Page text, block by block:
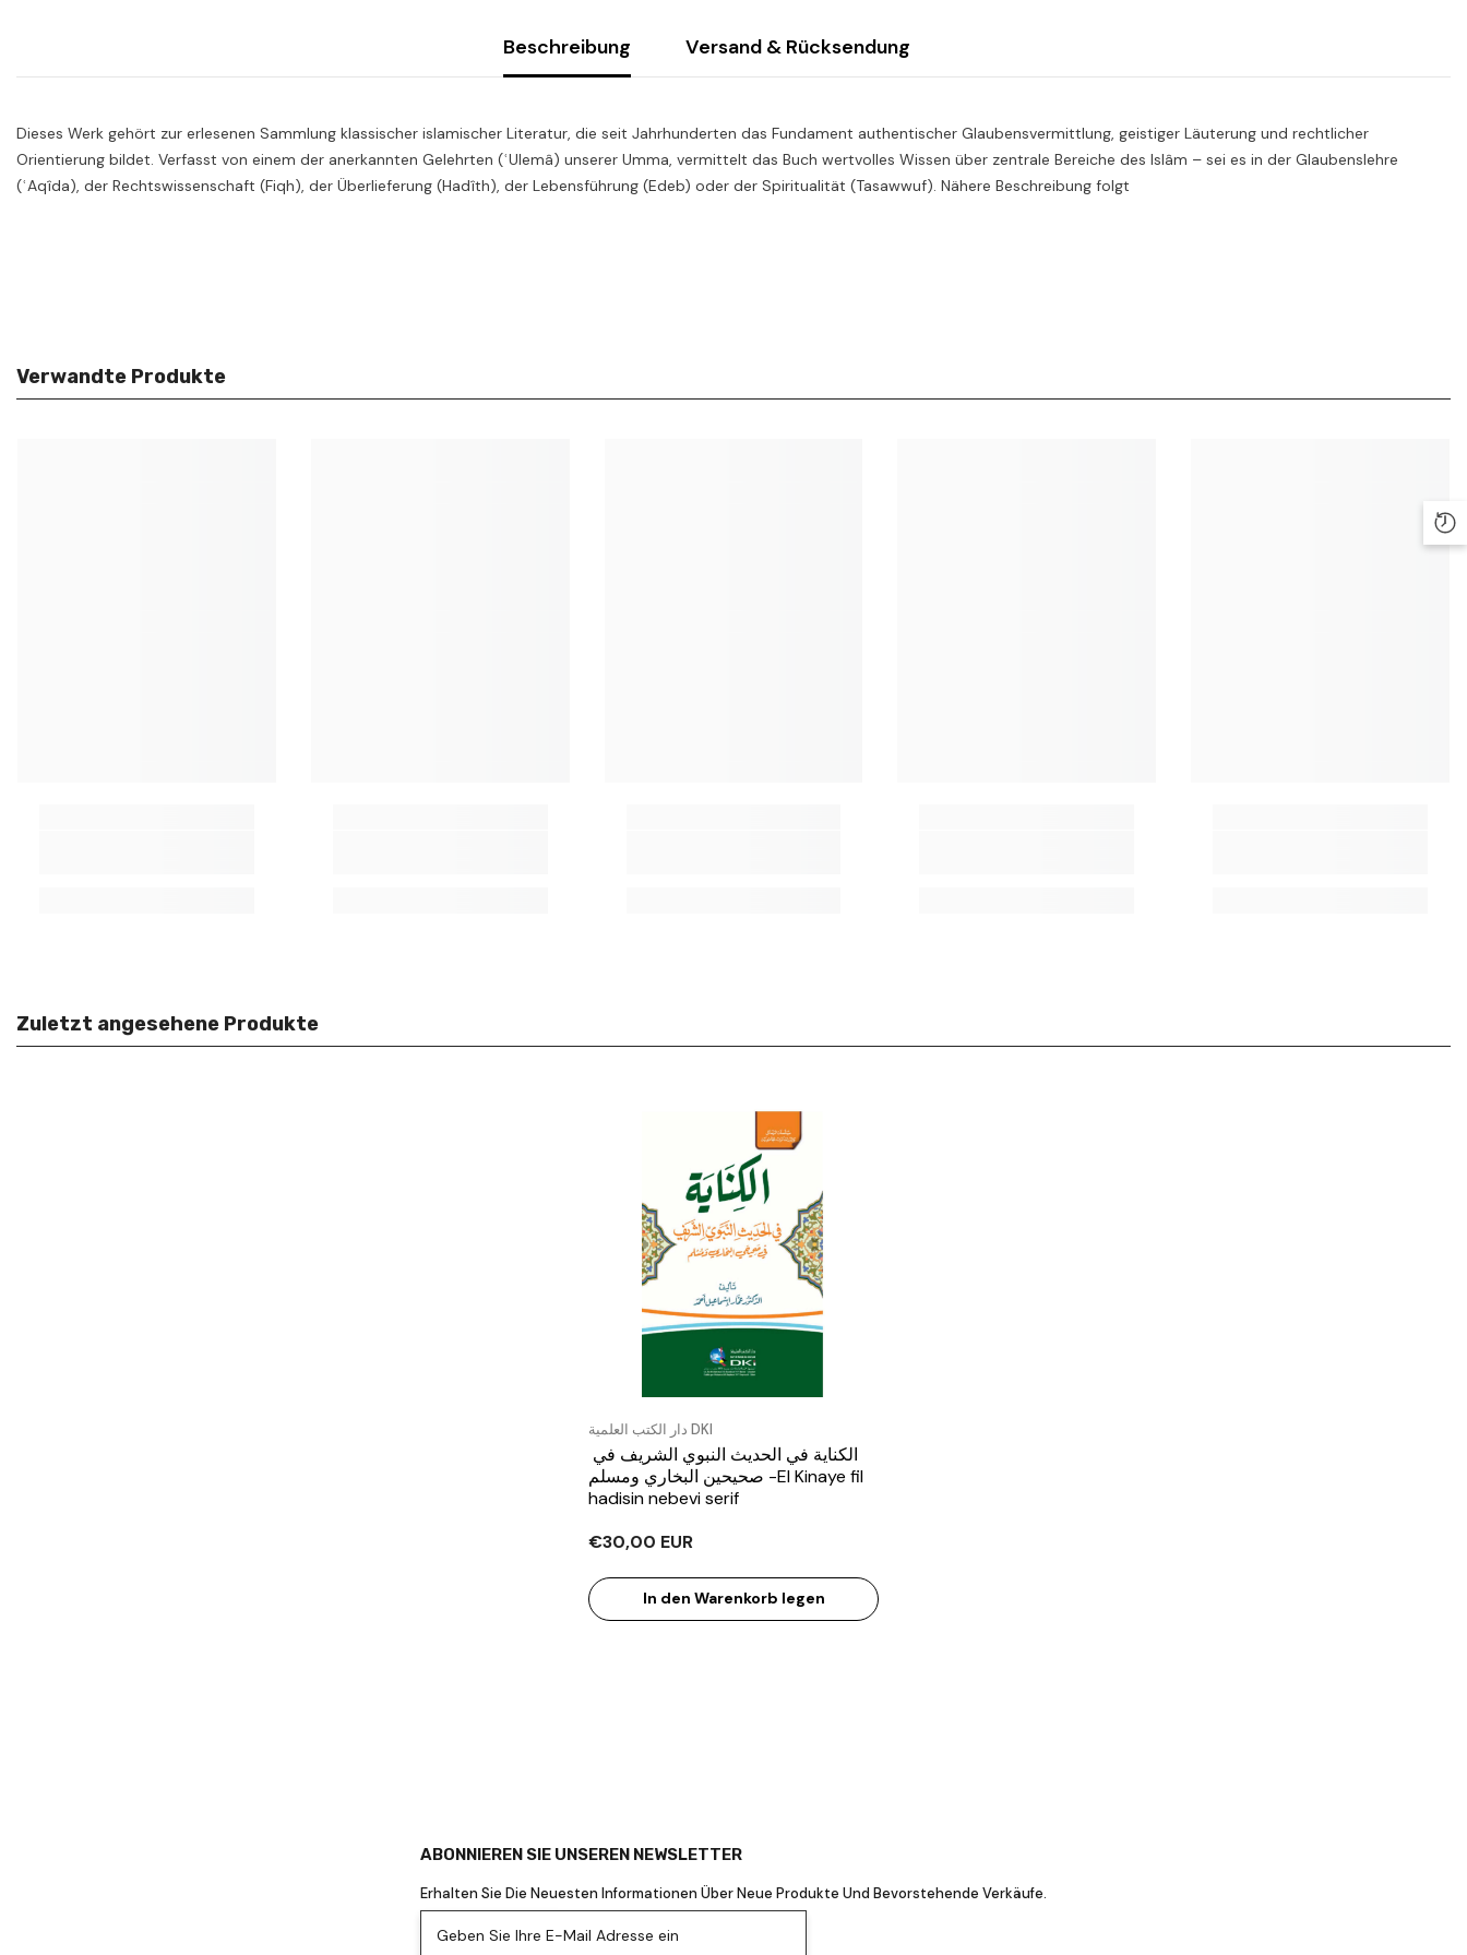
Beschreibung Versand & Rücksendung
Dieses Werk gehört zur erlesenen Sammlung klassischer islamischer Literatur, die seit Jahrhunderten das Fundament authentischer Glaubensvermittlung, geistiger Läuterung und rechtlicher
Orientierung bildet. Verfasst von einem der anerkannten Gelehrten (ʿUlemâ) unserer Umma, vermittelt das Buch wertvolles Wissen über zentrale Bereiche des Islâm – sei es in der Glaubenslehre
(ʿAqîda), der Rechtswissenschaft (Fiqh), der Überlieferung (Hadîth), der Lebensführung (Edeb) oder der Spiritualität (Tasawwuf). Nähere Beschreibung folgt
Verwandte Produkte
Zuletzt angesehene Produkte
Verkäufer: دار الكتب العلمية DKI
صحيحين البخاري ومسلم -El Kinaye fil
hadisin nebevi serif￼
€30,00 EUR
In den Warenkorb legen
ABONNIEREN SIE UNSEREN NEWSLETTER
Erhalten Sie Die Neuesten Informationen Über Neue Produkte Und Bevorstehende Verkäufe.
Geben Sie Ihre E-Mail Adresse ein